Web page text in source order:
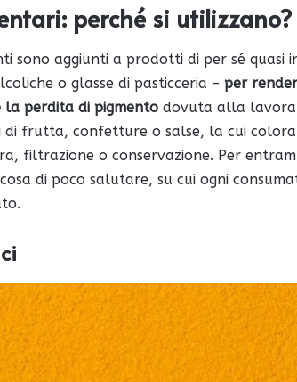
perché si utilizzano?
sono aggiunti a prodotti di per sé quasi
o glasse di pasticceria – per
la perdita di pigmento dovuta alla
di frutta, confetture o salse, la cui
filtrazione o conservazione. Per
di poco salutare, su cui ogni